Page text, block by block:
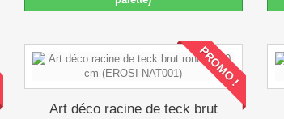
PROMO !
Art déco racine de teck brut